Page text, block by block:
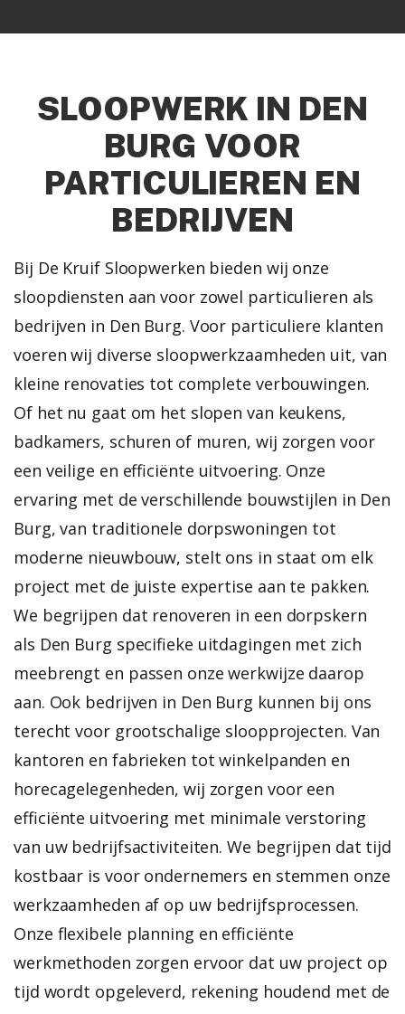
SLOOPWERK IN DEN
BURG VOOR
PARTICULIEREN EN
BEDRIJVEN
Bij De Kruif Sloopwerken bieden wij onze
sloopdiensten aan voor zowel particulieren als
bedrijven in Den Burg. Voor particuliere klanten
voeren wij diverse sloopwerkzaamheden uit, van
kleine renovaties tot complete verbouwingen.
Of het nu gaat om het slopen van keukens,
badkamers, schuren of muren, wij zorgen voor
een veilige en efficiënte uitvoering. Onze
ervaring met de verschillende bouwstijlen in Den
Burg, van traditionele dorpswoningen tot
moderne nieuwbouw, stelt ons in staat om elk
project met de juiste expertise aan te pakken.
We begrijpen dat renoveren in een dorpskern
als Den Burg specifieke uitdagingen met zich
meebrengt en passen onze werkwijze daarop
aan. Ook bedrijven in Den Burg kunnen bij ons
terecht voor grootschalige sloopprojecten. Van
kantoren en fabrieken tot winkelpanden en
horecagelegenheden, wij zorgen voor een
efficiënte uitvoering met minimale verstoring
van uw bedrijfsactiviteiten. We begrijpen dat tijd
kostbaar is voor ondernemers en stemmen onze
werkzaamheden af op uw bedrijfsprocessen.
Onze flexibele planning en efficiënte
werkmethoden zorgen ervoor dat uw project op
tijd wordt opgeleverd, rekening houdend met de